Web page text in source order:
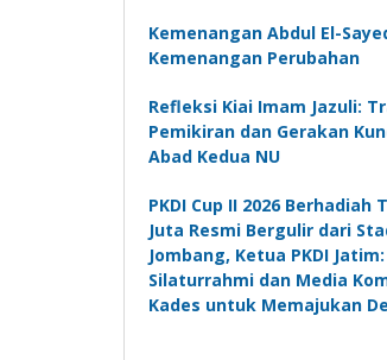
Kemenangan Abdul El-
Kemenangan Perubahan
Refleksi Kiai Imam Jazuli:
Pemikiran dan Gerakan
Abad Kedua NU
PKDI Cup II 2026 Berhadiah
Juta Resmi Bergulir dari
Jombang, Ketua PKDI
Silaturrahmi dan Media
Kades untuk Memajukan